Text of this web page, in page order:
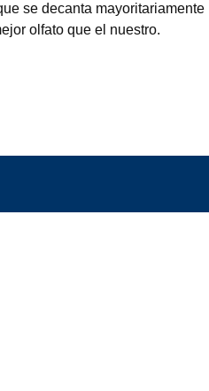
se decanta mayoritariamente
olfato que el nuestro.